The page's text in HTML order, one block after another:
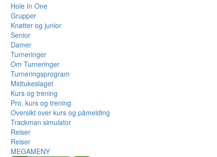
Hole In One
Grupper
Knøtter og junior
Senior
Damer
Turneringer
Om Turneringer
Turneringsprogram
Midtukeslaget
Kurs og trening
Pro, kurs og trening
Oversikt over kurs og påmelding
Trackman simulator
Reiser
Reiser
MEGAMENY